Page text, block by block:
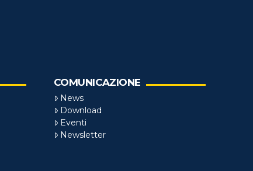
COMUNICAZIONE
News
Download
Eventi
Newsletter